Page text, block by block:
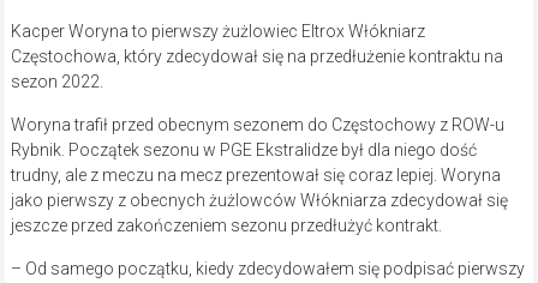
Kacper Woryna to pierwszy żużlowiec Eltrox Włókniarz
Częstochowa, który zdecydował się na przedłużenie kontraktu na
sezon 2022.
Woryna trafił przed obecnym sezonem do Częstochowy z ROW-u
Rybnik. Początek sezonu w PGE Ekstralidze był dla niego dość
trudny, ale z meczu na mecz prezentował się coraz lepiej. Woryna
jako pierwszy z obecnych żużlowców Włókniarza zdecydował się
jeszcze przed zakończeniem sezonu przedłużyć kontrakt.
– Od samego początku, kiedy zdecydowałem się podpisać pierwszy